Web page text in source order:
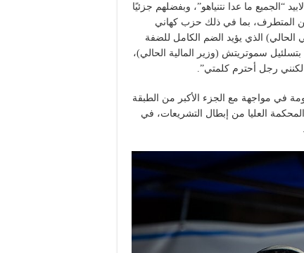
18 شهرًا لتحالف بينيت – لابيد “الجميع ما عدا نتنياهو”، وبفضلهم جزئيًا
المتطرف، بما في ذلك حزب كهاني
الحالي) الذي يؤيد الضم الكامل للضفة
سموتريتش (وزير المالية الحالي)،
رجل أحترم كلمتي”.
في مواجهة مع الجزء الأكبر من الطبقة
العليا من إبطال التشريعات، في